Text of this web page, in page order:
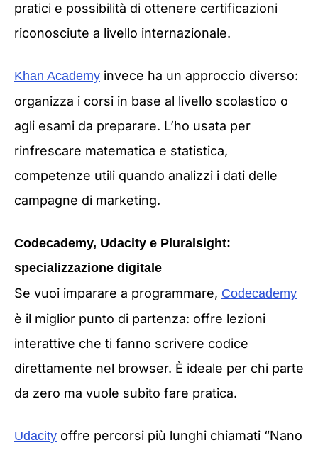
pratici e possibilità di ottenere certificazioni
riconosciute a livello internazionale.
Khan Academy invece ha un approccio diverso:
organizza i corsi in base al livello scolastico o
agli esami da preparare. L’ho usata per
rinfrescare matematica e statistica,
competenze utili quando analizzi i dati delle
campagne di marketing.
Codecademy, Udacity e Pluralsight:
specializzazione digitale
Se vuoi imparare a programmare, Codecademy
è il miglior punto di partenza: offre lezioni
interattive che ti fanno scrivere codice
direttamente nel browser. È ideale per chi parte
da zero ma vuole subito fare pratica.
Udacity offre percorsi più lunghi chiamati “Nano